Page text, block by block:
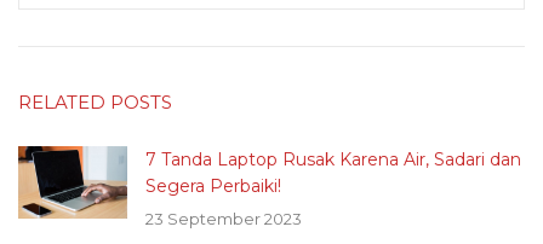
RELATED POSTS
7 Tanda Laptop Rusak Karena Air, Sadari dan
Segera Perbaiki!
23 September 2023